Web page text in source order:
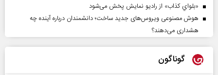
«بلواي کذاب» از رادیو نمایش پخش می‌شود
هوش مصنوعی ویروس‌های جدید ساخت؛ دانشمندان درباره آینده چه
هشداری می‌دهند؟
گوناگون